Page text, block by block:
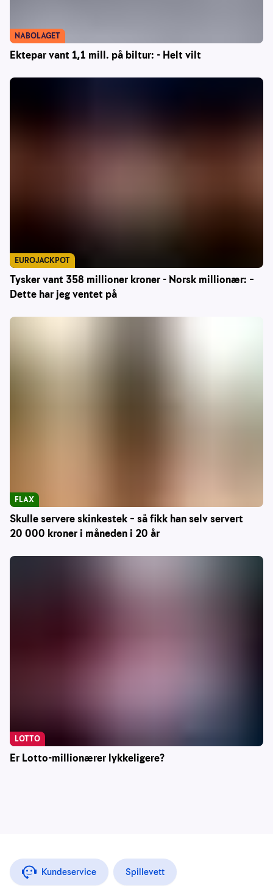
Ektepar vant 1,1 mill. på biltur: - Helt vilt
NABOLAGET
Tysker vant 358 millioner kroner - Norsk millionær: –
Dette har jeg ventet på
EUROJACKPOT
Skulle servere skinkestek – så fikk han selv servert
20 000 kroner i måneden i 20 år
FLAX
Er Lotto-millionærer lykkeligere?
LOTTO
Kundeservice Spillevett